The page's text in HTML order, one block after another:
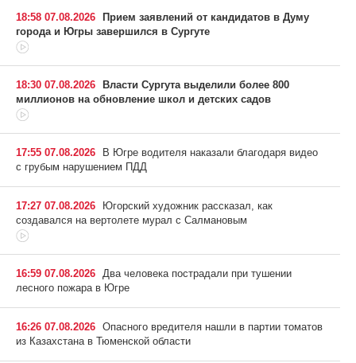
18:58 07.08.2026 Прием заявлений от кандидатов в Думу
города и Югры завершился в Сургуте
18:30 07.08.2026 Власти Сургута выделили более 800
миллионов на обновление школ и детских садов
17:55 07.08.2026
В Югре водителя наказали благодаря видео
с грубым нарушением ПДД
17:27 07.08.2026
Югорский художник рассказал, как
создавался на вертолете мурал с Салмановым
16:59 07.08.2026
Два человека пострадали при тушении
лесного пожара в Югре
16:26 07.08.2026 Опасного вредителя нашли в партии томатов
из Казахстана в Тюменской области